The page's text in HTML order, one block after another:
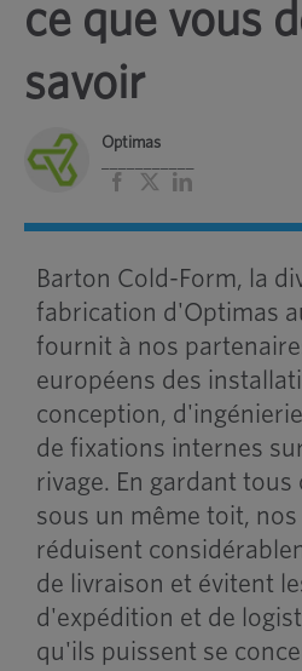
ce que vous
savoir
Optimas
Facebook
X LinkedIn
Barton Cold-Form, la
fabrication d'Optimas
fournit à nos
européens des
conception,
de fixations internes
rivage. En gardant tous
sous un même toit,
réduisent
de livraison et évitent
d'expédition et de
qu'ils puissent se